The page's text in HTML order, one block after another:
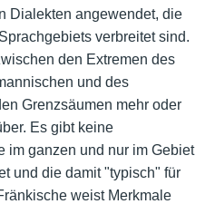
Dialekten angewendet, die
verbreitet sind.
den Extremen des
und des
Grenzsäumen mehr oder
Es gibt keine
im ganzen und nur im Gebiet
und die damit "typisch" für
weist Merkmale